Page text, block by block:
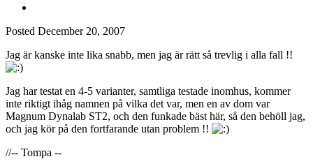
Posted December 20, 2007
Jag är kanske inte lika snabb, men jag är rätt så trevlig i alla fall !!
Jag har testat en 4-5 varianter, samtliga testade inomhus, kommer
inte riktigt ihåg namnen på vilka det var, men en av dom var
Magnum Dynalab ST2, och den funkade bäst här, så den behöll jag,
och jag kör på den fortfarande utan problem !!
//-- Tompa --